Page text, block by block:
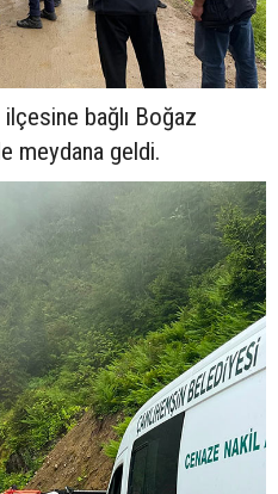
ilçesine bağlı Boğaz
meydana geldi.